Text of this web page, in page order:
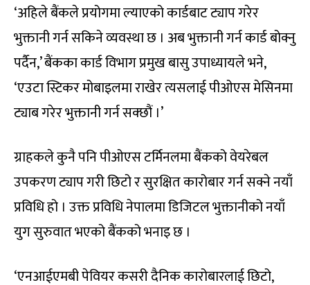
‘अहिले बैंकले प्रयोगमा ल्याएको कार्डबाट ट्याप गरेर
भुक्तानी गर्न सकिने व्यवस्था छ । अब भुक्तानी गर्न कार्ड बोक्नु
पर्दैन,’ बैंकका कार्ड विभाग प्रमुख बासु उपाध्यायले भने,
‘एउटा स्टिकर मोबाइलमा राखेर त्यसलाई पीओएस मेसिनमा
ट्याब गरेर भुक्तानी गर्न सक्छौं ।’
ग्राहकले कुनै पनि पीओएस टर्मिनलमा बैंकको वेयरेबल
उपकरण ट्याप गरी छिटो र सुरक्षित कारोबार गर्न सक्ने नयाँ
प्रविधि हो । उक्त प्रविधि नेपालमा डिजिटल भुक्तानीको नयाँ
युग सुरुवात भएको बैंकको भनाइ छ ।
‘एनआईएमबी पेवियर कसरी दैनिक कारोबारलाई छिटो,